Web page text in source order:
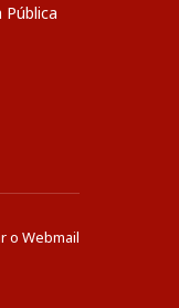
Pública
o Webmail